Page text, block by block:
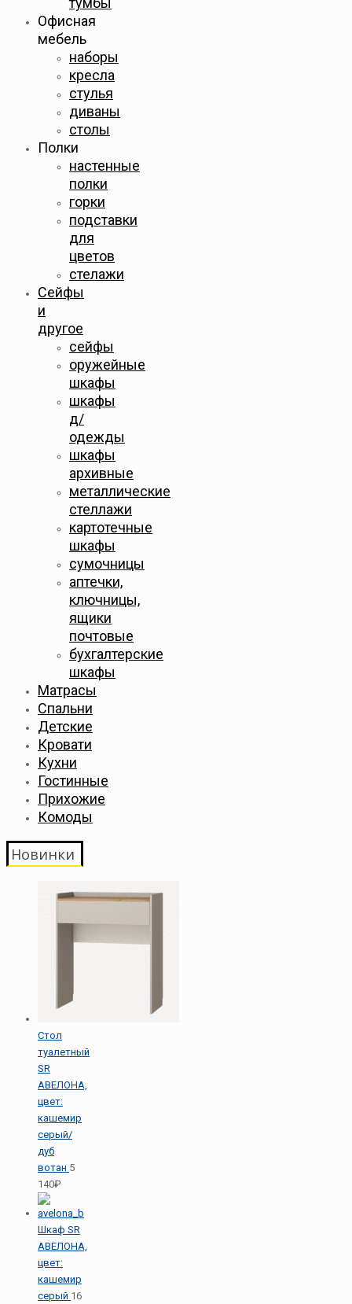
Офисная
мебель
наборы
кресла
стулья
диваны
столы
Полки
настенные
полки
горки
подставки
для
цветов
стелажи
Сейфы
и
другое
сейфы
оружейные
шкафы
шкафы
д/
одежды
шкафы
архивные
металлические
стеллажи
картотечные
шкафы
сумочницы
аптечки,
ключницы,
ящики
почтовые
бухгалтерские
шкафы
Матрасы
Спальни
Детские
Кровати
Кухни
Гостинные
Прихожие
Комоды
Новинки
Стол
туалетный
SR
АВЕЛОНА,
цвет:
кашемир
серый/
дуб
вотан 5
140₽
Шкаф SR
АВЕЛОНА,
цвет:
кашемир
серый 16